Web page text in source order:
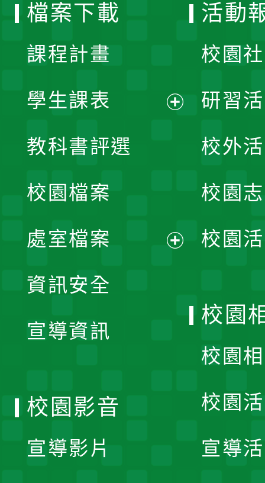
檔案下載
課程計畫
學生課表
單
教科書評選
校園檔案
處室檔案
資訊安全
宣導資訊
活動
校園
研習
校外
校園
校園
校園
校園
校園
宣導
校園影音
宣導影片